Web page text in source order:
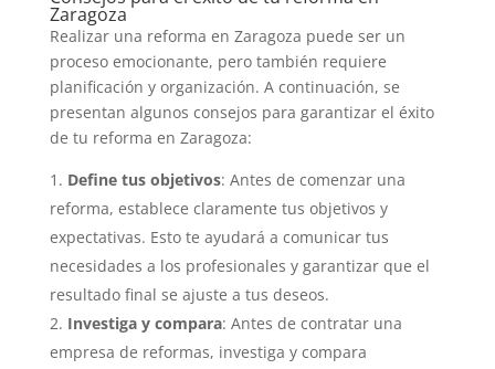
Zaragoza
Realizar una reforma en Zaragoza puede ser un
proceso emocionante, pero también requiere
planificación y organización. A continuación, se
presentan algunos consejos para garantizar el éxito
de tu reforma en Zaragoza:
Define tus objetivos: Antes de comenzar una
reforma, establece claramente tus objetivos y
expectativas. Esto te ayudará a comunicar tus
necesidades a los profesionales y garantizar que el
resultado final se ajuste a tus deseos.
Investiga y compara: Antes de contratar una
empresa de reformas, investiga y compara